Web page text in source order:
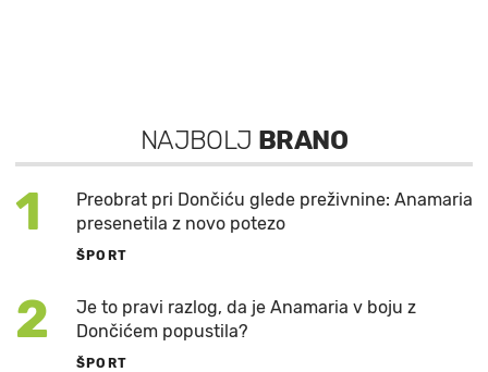
NAJBOLJ BRANO
1
Preobrat pri Dončiću glede preživnine: Anamaria
presenetila z novo potezo
ŠPORT
2
Je to pravi razlog, da je Anamaria v boju z
Dončićem popustila?
ŠPORT